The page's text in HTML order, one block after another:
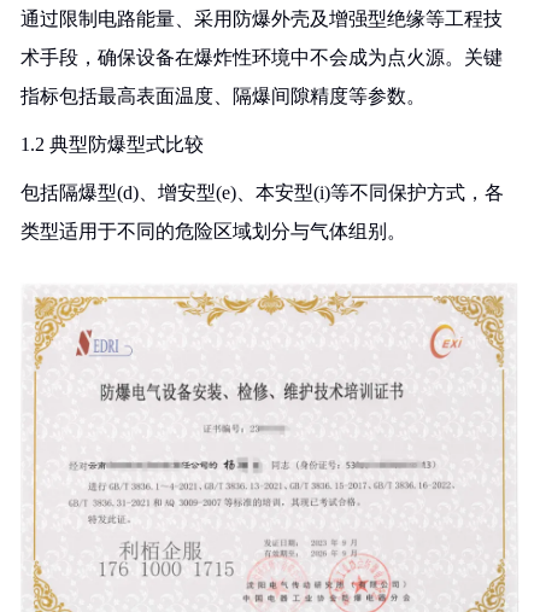
通过限制电路能量、采用防爆外壳及增强型绝缘等工程技
术手段，确保设备在爆炸性环境中不会成为点火源。关键
指标包括最高表面温度、隔爆间隙精度等参数。
1.2 典型防爆型式比较
包括隔爆型(d)、增安型(e)、本安型(i)等不同保护方式，各
类型适用于不同的危险区域划分与气体组别。